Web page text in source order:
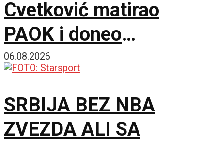
Cvetković matirao
PAOK i doneo
Anderlehtu zlata vredan
06.08.2026
SRBIJA BEZ NBA
ZVEZDA ALI SA